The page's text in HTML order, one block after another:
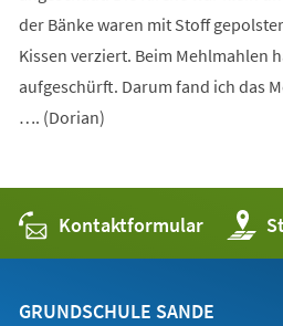
der Bänke waren mit Stoff
Kissen verziert. Beim Mehlmahlen
aufgeschürft. Darum fand ich das
…. (Dorian)
Kontaktformular
in
einem
GRUNDSCHULE SANDE